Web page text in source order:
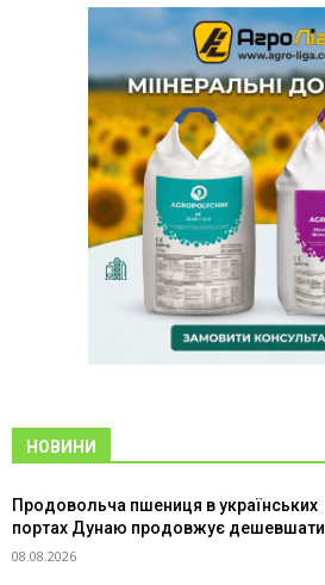
НОВИНИ
Продовольча пшениця в українських
портах Дунаю продовжує дешевшати
08.08.2026